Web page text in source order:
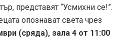
представят “Усмихни се!”.
опознават света чрез
(сряда), зала 4 от 11:00